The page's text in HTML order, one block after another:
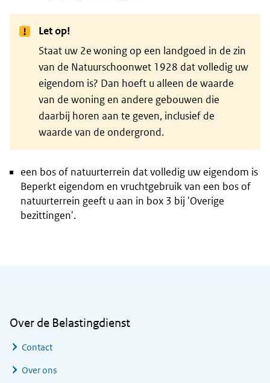
Let op!
Staat uw 2e woning op een landgoed in de zin
van de Natuurschoonwet 1928 dat volledig uw
eigendom is? Dan hoeft u alleen de waarde
van de woning en andere gebouwen die
daarbij horen aan te geven, inclusief de
waarde van de ondergrond.
een bos of natuurterrein dat volledig uw eigendom is
Beperkt eigendom en vruchtgebruik van een bos of
natuurterrein geeft u aan in box 3 bij 'Overige
bezittingen'.
Over de Belastingdienst
Contact
Over ons